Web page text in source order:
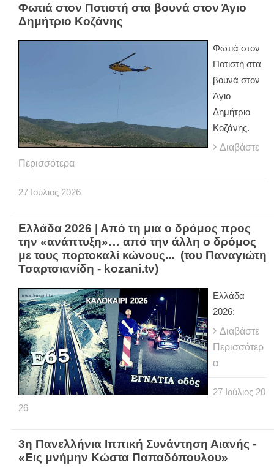
Φωτιά στον Ποτιστή στα βουνά στον Άγιο
Δημήτριο Κοζάνης
Φωτιά στον
Ποτιστή στα
βουνά στον
Άγιο
Δημήτριο
Κοζάνης.
Διαβάστε
Περισσότερα
27 Ιούλιος 2026
Ελλάδα 2026 | Από τη μια ο δρόμος προς
την «ανάπτυξη»… από την άλλη ο δρόμος
με τους πορτοκαλί κώνους... (του Παναγιώτη
Τσαρτσιανίδη - kozani.tv)
Ελλάδα
2026:
Διαβάστε
Περισσότερ
α
27 Ιούλιος 20
26
3η Πανελλήνια Ιππική Συνάντηση Αιανής -
«Εις μνήμην Κώστα Παπαδόπουλου»